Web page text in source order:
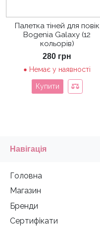
Палетка тіней для повік
Bogenia Galaxy (12
кольорів)
280 грн
Немає у наявності
Купити
Навігація
Головна
Магазин
Бренди
Сертифікати